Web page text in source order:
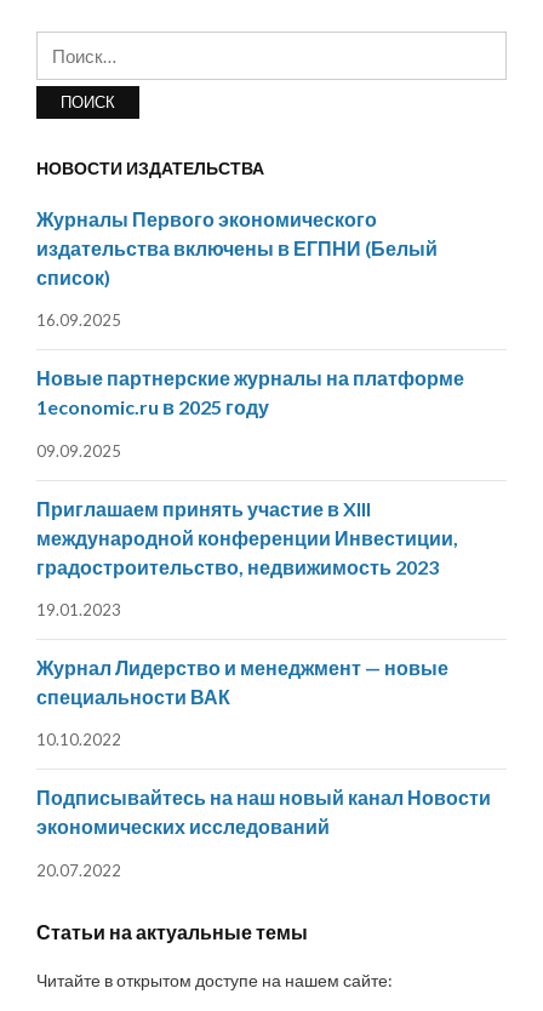
НОВОСТИ ИЗДАТЕЛЬСТВА
Журналы Первого экономического
издательства включены в ЕГПНИ (Белый
список)
16.09.2025
Новые партнерские журналы на платформе
1economic.ru в 2025 году
09.09.2025
Приглашаем принять участие в XIII
международной конференции Инвестиции,
градостроительство, недвижимость 2023
19.01.2023
Журнал Лидерство и менеджмент — новые
специальности ВАК
10.10.2022
Подписывайтесь на наш новый канал Новости
экономических исследований
20.07.2022
Статьи на актуальные темы
Читайте в открытом доступе на нашем сайте: